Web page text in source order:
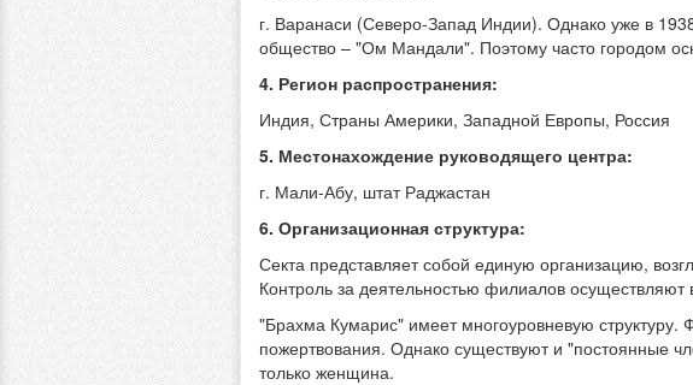
г. Варанаси (Северо-Запад Индии). Однако уже в
общество – "Ом Мандали". Поэтому часто городом
4. Регион распространения:
Индия, Страны Америки, Западной Европы, Россия
5. Местонахождение руководящего центра:
г. Мали-Абу, штат Раджастан
6. Организационная структура:
Секта представляет собой единую организацию,
Контроль за деятельностью филиалов осуществляют
"Брахма Кумарис" имеет многоуровневую структуру.
пожертвования. Однако существуют и "постоянные
только женщина.